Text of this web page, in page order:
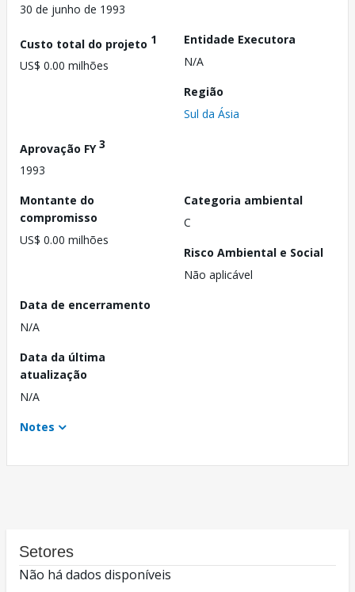
30 de junho de 1993
Custo total do projeto 1
US$ 0.00 milhões
Entidade Executora
N/A
Região
Sul da Ásia
Aprovação FY3
1993
Montante do
compromisso
US$ 0.00 milhões
Categoria ambiental
C
Risco Ambiental e Social
Não aplicável
Data de encerramento
N/A
Data da última
atualização
N/A
Notes
Setores
Não há dados disponíveis